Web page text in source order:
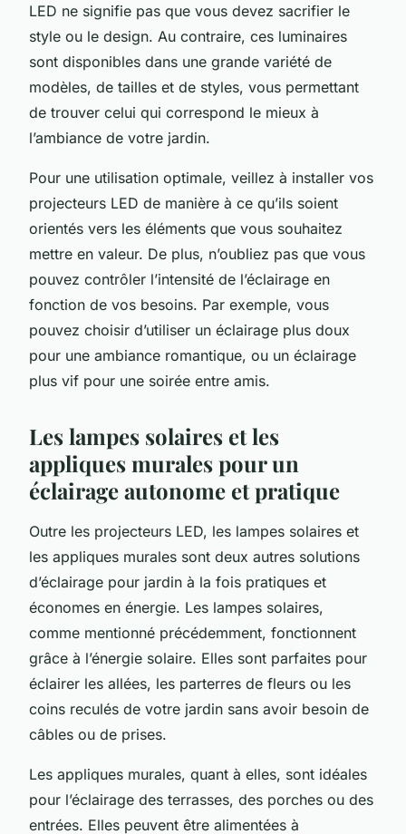
LED ne signifie pas que vous devez sacrifier le
style ou le design. Au contraire, ces luminaires
sont disponibles dans une grande variété de
modèles, de tailles et de styles, vous permettant
de trouver celui qui correspond le mieux à
l’ambiance de votre jardin.
Pour une utilisation optimale, veillez à installer vos
projecteurs LED de manière à ce qu’ils soient
orientés vers les éléments que vous souhaitez
mettre en valeur. De plus, n’oubliez pas que vous
pouvez contrôler l’intensité de l’éclairage en
fonction de vos besoins. Par exemple, vous
pouvez choisir d’utiliser un éclairage plus doux
pour une ambiance romantique, ou un éclairage
plus vif pour une soirée entre amis.
Les lampes solaires et les
appliques murales pour un
éclairage autonome et pratique
Outre les projecteurs LED, les lampes solaires et
les appliques murales sont deux autres solutions
d’éclairage pour jardin à la fois pratiques et
économes en énergie. Les lampes solaires,
comme mentionné précédemment, fonctionnent
grâce à l’énergie solaire. Elles sont parfaites pour
éclairer les allées, les parterres de fleurs ou les
coins reculés de votre jardin sans avoir besoin de
câbles ou de prises.
Les appliques murales, quant à elles, sont idéales
pour l’éclairage des terrasses, des porches ou des
entrées. Elles peuvent être alimentées à